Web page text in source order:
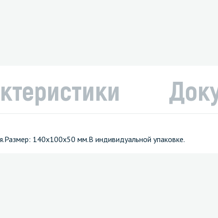
140х100х50 мм.В индивидуальной упаковке.